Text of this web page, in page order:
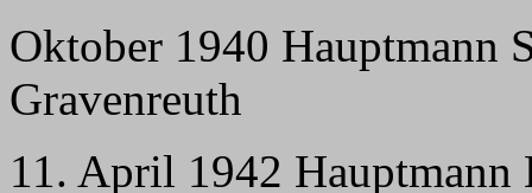
Oktober 1940 Hauptmann
Gravenreuth
11. April 1942 Hauptmann